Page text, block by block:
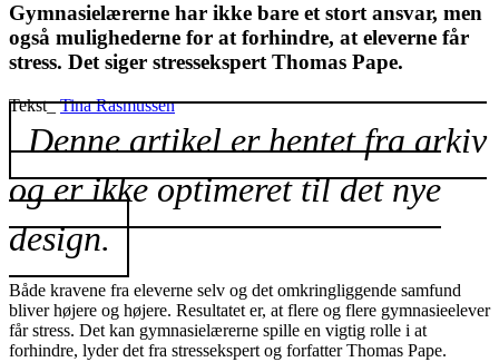
Gymnasielærerne har ikke bare et stort ansvar, men
også mulighederne for at forhindre, at eleverne får
stress. Det siger stressekspert Thomas Pape.
Tekst_Tina Rasmussen
Denne artikel er hentet fra arkiv
og er ikke optimeret til det nye
design.
Både kravene fra eleverne selv og det omkringliggende samfund
bliver højere og højere. Resultatet er, at flere og flere gymnasieelever
får stress. Det kan gymnasielærerne spille en vigtig rolle i at
forhindre, lyder det fra stressekspert og forfatter Thomas Pape.